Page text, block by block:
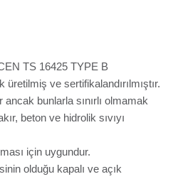
TS 16425 TYPE B
ve sertifikalandırılmıştır.
ancak bunlarla sınırlı olmamak
beton ve hidrolik sıvıyı
için uygundur.
olduğu kapalı ve açık